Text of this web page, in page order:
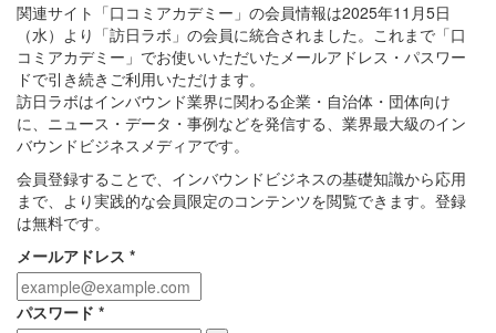
替
え
関連サイト「口コミアカデミー」の会員情報は2025年11月5日
（水）より「訪日ラボ」の会員に統合されました。これまで「口
コミアカデミー」でお使いいただいたメールアドレス・パスワー
ドで引き続きご利用いただけます。
訪日ラボはインバウンド業界に関わる企業・自治体・団体向け
に、ニュース・データ・事例などを発信する、業界最大級のイン
バウンドビジネスメディアです。
会員登録することで、インバウンドビジネスの基礎知識から応用
まで、より実践的な会員限定のコンテンツを閲覧できます。登録
は無料です。
メールアドレス *
パスワード *